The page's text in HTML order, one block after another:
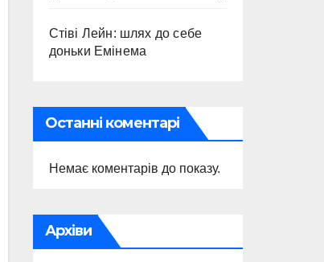
Стіві Лейн: шлях до себе
доньки Емінема
Останні коментарі
Немає коментарів до показу.
Архіви